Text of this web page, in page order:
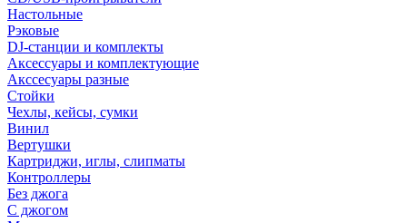
Настольные
Рэковые
DJ-станции и комплекты
Аксессуары и комплектующие
Акссесуары разные
Стойки
Чехлы, кейсы, сумки
Винил
Вертушки
Картриджи, иглы, слипматы
Контроллеры
Без джога
С джогом